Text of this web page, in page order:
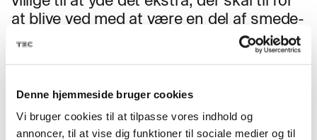
Denne hjemmeside bruger cookies
Vi bruger cookies til at tilpasse vores indhold og
annoncer, til at vise dig funktioner til sociale medier og til
at blive ved med at være en del af smede-
eliten.
I 2017 vandt begge TECs skolemestre
regionsmesterskabet og repræsenterede
således Sjælland til
DM i Skills . Vi håber
at gøre det samme i 2018